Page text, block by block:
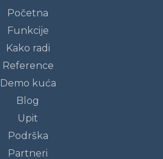
Početna
Funkcije
Kako radi
Reference
Demo kuća
Blog
Upit
Podrška
Partneri